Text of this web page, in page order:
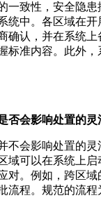
一致性，安全隐
统中。各区域在
确认，并在系统
标准内容。此外
否会影响处置的
不会影响处置的
域可以在系统上
对。例如，跨区
流程。规范的流